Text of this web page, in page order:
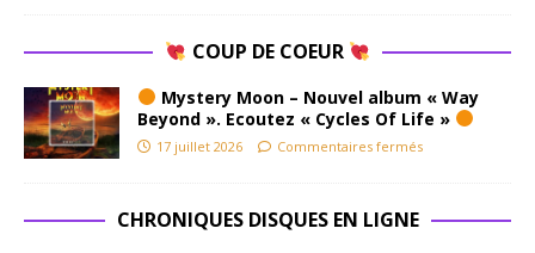
COUP DE COEUR
Mystery Moon – Nouvel album « Way
Beyond ». Ecoutez « Cycles Of Life »
17 juillet 2026 Commentaires fermés
CHRONIQUES DISQUES EN LIGNE